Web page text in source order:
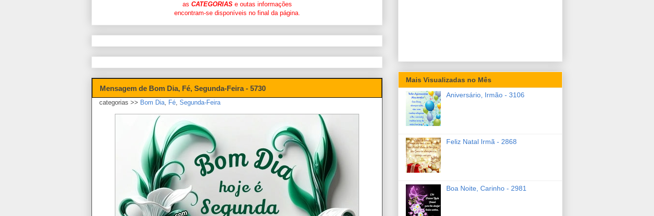
as CATEGORIASe outas informações
encontram-se disponíveis no final da página.
Mensagem de Bom Dia, Fé, Segunda-Feira - 5730
categorias >> Bom Dia Fé Segunda-Feira
Mais Visualizadas no Mês
Aniversário, Irmão - 3106
Feliz Natal Irmã - 2868
Boa Noite, Carinho - 2981